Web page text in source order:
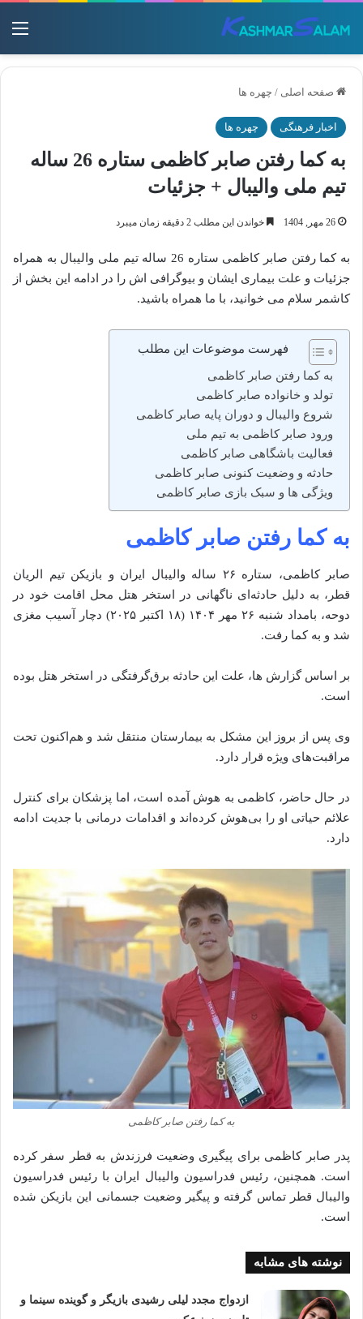
صفحه اصلی / چهره ها
اخبار فرهنگی چهره ها
به کما رفتن صابر کاظمی ستاره 26 ساله
تیم ملی والیبال + جزئیات
26 مهر, 1404 خواندن این مطلب 2 دقیقه زمان میبرد
به کما رفتن صابر کاظمی ستاره 26 ساله تیم ملی والیبال به همراه
جزئیات و علت بیماری ایشان و بیوگرافی اش را در ادامه این بخش از
کاشمر سلام می خوانید، با ما همراه باشید.
فهرست موضوعات این مطلب
به کما رفتن صابر کاظمی
تولد و خانواده صابر کاظمی
شروع والیبال و دوران پایه صابر کاظمی
ورود صابر کاظمی به تیم ملی
فعالیت باشگاهی صابر کاظمی
حادثه و وضعیت کنونی صابر کاظمی
ویژگی‌ ها و سبک بازی صابر کاظمی
به کما رفتن صابر کاظمی
صابر کاظمی، ستاره ۲۶ ساله والیبال ایران و بازیکن تیم الریان
قطر، به دلیل حادثه‌ای ناگهانی در استخر هتل محل اقامت خود در
دوحه، بامداد شنبه ۲۶ مهر ۱۴۰۴ (۱۸ اکتبر ۲۰۲۵) دچار آسیب مغزی
شد و به کما رفت.
بر اساس گزارش‌ ها، علت این حادثه برق‌گرفتگی در استخر هتل بوده
است.
وی پس از بروز این مشکل به بیمارستان منتقل شد و هم‌اکنون تحت
مراقبت‌های ویژه قرار دارد.
در حال حاضر، کاظمی به هوش آمده است، اما پزشکان برای کنترل
علائم حیاتی او را بی‌هوش کرده‌اند و اقدامات درمانی با جدیت ادامه
دارد.
به کما رفتن صابر کاظمی
پدر صابر کاظمی برای پیگیری وضعیت فرزندش به قطر سفر کرده
است. همچنین، رئیس فدراسیون والیبال ایران با رئیس فدراسیون
والیبال قطر تماس گرفته و پیگیر وضعیت جسمانی این بازیکن شده
است.
نوشته های مشابه
ازدواج مجدد لیلی رشیدی بازیگر و گوینده سینما و